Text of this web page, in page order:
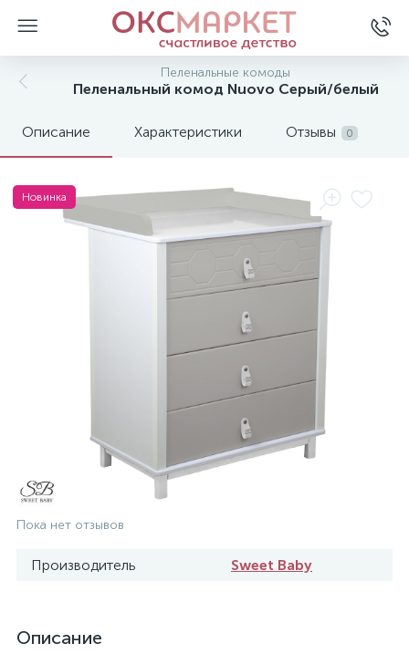
Пеленальные комоды
Пеленальный комод Nuovo Серый/белый
Описание Характеристики Отзывы 0
Новинка
Пока нет отзывов
Производитель Sweet Baby
Описание